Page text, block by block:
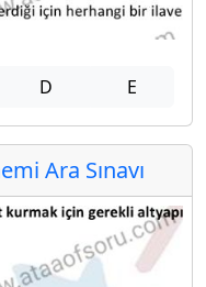
D E
Ara Sınavı